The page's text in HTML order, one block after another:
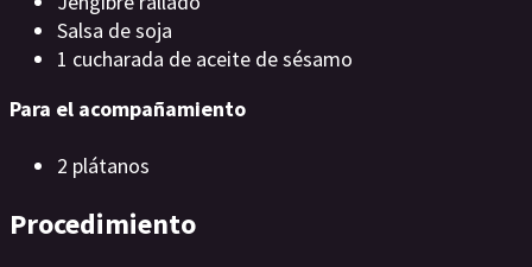
Salsa de soja
1 cucharada de aceite de sésamo
Para el acompañamiento
2 plátanos
Procedimiento